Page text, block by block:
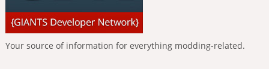
Your source of information for everything modding-related.